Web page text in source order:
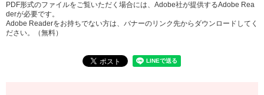
PDF形式のファイルをご覧いただく場合には、Adobe社が提供するAdobe Rea
derが必要です。
Adobe Readerをお持ちでない方は、バナーのリンク先からダウンロードしてく
ださい。（無料）